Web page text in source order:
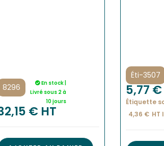
8296
En stock |
Livré sous 2 à
10 jours
€ HT
Éti-3507
5,77 €
Étiquette
4,36 € HT